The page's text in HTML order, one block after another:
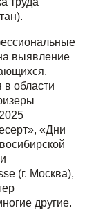
выявление
области
«Дни
(г. Москва),
другие.